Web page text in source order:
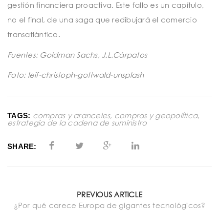
gestión financiera proactiva. Este fallo es un capítulo,
no el final, de una saga que redibujará el comercio
transatlántico.
Fuentes: Goldman Sachs, J.L.Cárpatos
Foto: leif-christoph-gottwald-unsplash
TAGS: compras y aranceles, compras y geopolítica,
estrategia de la cadena de suministro
SHARE:
PREVIOUS ARTICLE
¿Por qué carece Europa de gigantes tecnológicos?